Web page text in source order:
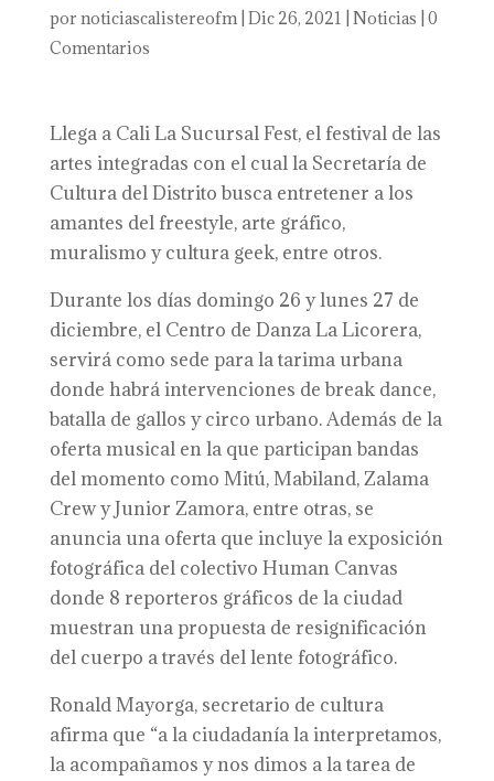
por noticiascalistereofm| Dic 26, 2021 Noticias 0
Comentarios
Llega a Cali La Sucursal Fest, el festival de las
artes integradas con el cual la Secretaría de
Cultura del Distrito busca entretener a los
amantes del freestyle, arte gráfico,
muralismo y cultura geek, entre otros.
Durante los días domingo 26 y lunes 27 de
diciembre, el Centro de Danza La Licorera,
servirá como sede para la tarima urbana
donde habrá intervenciones de break dance,
batalla de gallos y circo urbano. Además de la
oferta musical en la que participan bandas
del momento como Mitú, Mabiland, Zalama
Crew y Junior Zamora, entre otras, se
anuncia una oferta que incluye la exposición
fotográfica del colectivo Human Canvas
donde 8 reporteros gráficos de la ciudad
muestran una propuesta de resignificación
del cuerpo a través del lente fotográfico.
Ronald Mayorga, secretario de cultura
afirma que “a la ciudadanía la interpretamos,
la acompañamos y nos dimos a la tarea de